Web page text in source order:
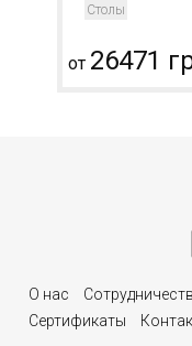
Столы
от 26471
О нас
Сертификаты